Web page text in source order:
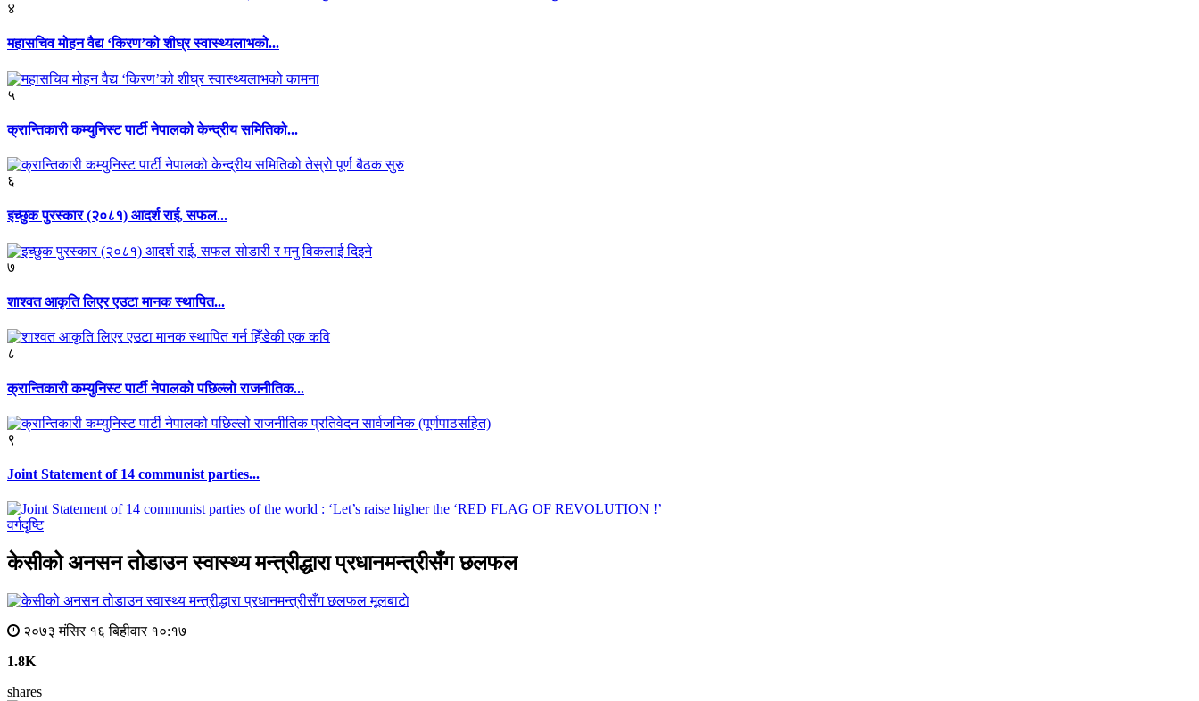
४
महासचिव मोहन वैद्य ‘किरण’को शीघ्र स्वास्थ्यलाभको...
५
क्रान्तिकारी कम्युनिस्ट पार्टी नेपालको केन्द्रीय समितिको...
६
इच्छुक पुरस्कार (२०८१) आदर्श राई, सफल...
७
शाश्वत आकृति लिएर एउटा मानक स्थापित...
८
क्रान्तिकारी कम्युनिस्ट पार्टी नेपालको पछिल्लो राजनीतिक...
९
Joint Statement of 14 communist parties...
वर्गदृष्टि
केसीको अनसन तोडाउन स्वास्थ्य मन्त्रीद्धारा प्रधानमन्त्रीसँग छलफल
मूलबाटाे
२०७३ मंसिर १६ बिहीवार १०:१७
1.8K
shares